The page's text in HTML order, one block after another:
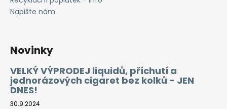
Napište nám
Novinky
VELKÝ VÝPRODEJ liquidů, příchutí a
jednorázových cigaret bez kolků - JEN
DNES!
30.9.2024